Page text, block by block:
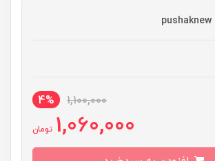
1,100,000
4%
1,060,000 تومان